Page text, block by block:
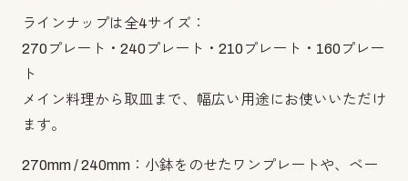
ラインナップは全4サイズ：
270プレート・240プレート・210プレート・160プレー
ト
メイン料理から取皿まで、幅広い用途にお使いいただけ
ます。
270mm / 240mm：小鉢をのせたワンプレートや、ベー